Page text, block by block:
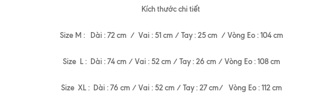
Kích thước chi tiết
Size M : Dài : 72 cm / Vai : 51 cm / Tay : 25 cm / Vòng Eo : 104 cm
Size L : Dài : 74 cm / Vai : 52 cm / Tay : 26 cm / Vòng Eo : 108 cm
Size XL : Dài : 76 cm / Vai : 52 cm / Tay : 27 cm/ Vòng Eo : 112 cm